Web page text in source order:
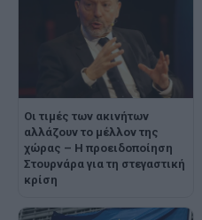
Οι τιμές των ακινήτων
αλλάζουν το μέλλον της
χώρας – Η προειδοποίηση
Στουρνάρα για τη στεγαστική
κρίση